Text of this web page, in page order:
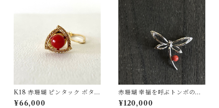
K18 赤珊瑚 ピンタック ボタン
チェーン付 fb-43
¥66,000
赤珊瑚 幸福を呼ぶトンボのブ
ローチ D0.14ct SV fb-26
¥120,000